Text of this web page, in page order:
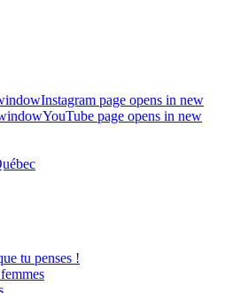
Instagram page opens in new
YouTube page opens in new
tu penses !